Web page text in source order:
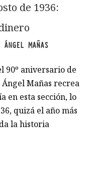
de 1936:
ÁNGEL MAÑAS
90º aniversario de
Mañas recrea
en esta sección, lo
quizá el año más
la historia